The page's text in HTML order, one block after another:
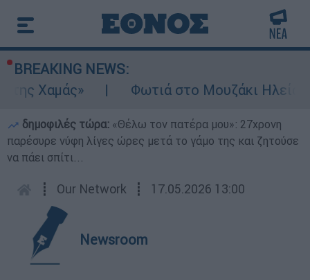
BREAKING NEWS:
Χαμάς»
Φωτιά στο Μουζάκι Ηλείας:
δημοφιλές τώρα: «Θέλω τον πατέρα μου»: 27χρονη
παρέσυρε νύφη λίγες ώρες μετά το γάμο της και ζητούσε
να πάει σπίτι...
┋ Our Network ┋ 17.05.2026 13:00
Newsroom